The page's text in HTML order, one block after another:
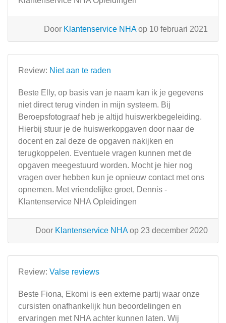
Door Klantenservice NHAop 10 februari 2021
Review: Niet aan te raden
Beste Elly, op basis van je naam kan ik je gegevens
niet direct terug vinden in mijn systeem. Bij
Beroepsfotograaf heb je altijd huiswerkbegeleiding.
Hierbij stuur je de huiswerkopgaven door naar de
docent en zal deze de opgaven nakijken en
terugkoppelen. Eventuele vragen kunnen met de
opgaven meegestuurd worden. Mocht je hier nog
vragen over hebben kun je opnieuw contact met ons
opnemen. Met vriendelijke groet, Dennis -
Klantenservice NHA Opleidingen
Door Klantenservice NHAop 23 december 2020
Review: Valse reviews
Beste Fiona, Ekomi is een externe partij waar onze
cursisten onafhankelijk hun beoordelingen en
ervaringen met NHA achter kunnen laten. Wij